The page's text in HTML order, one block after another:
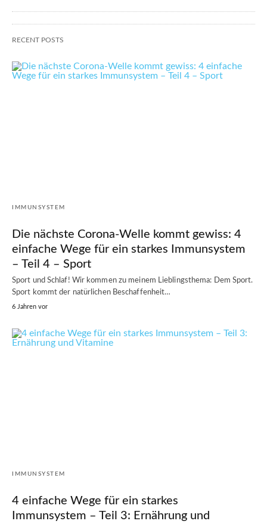
RECENT POSTS
IMMUNSYSTEM
Die nächste Corona-Welle kommt gewiss: 4
einfache Wege für ein starkes Immunsystem
– Teil 4 – Sport
Sport und Schlaf! Wir kommen zu meinem Lieblingsthema: Dem Sport.
Sport kommt der natürlichen Beschaffenheit…
6 Jahren vor
IMMUNSYSTEM
4 einfache Wege für ein starkes
Immunsystem – Teil 3: Ernährung und